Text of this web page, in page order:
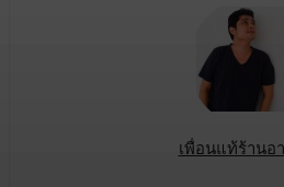
เพื่อนแท้ร้านอ